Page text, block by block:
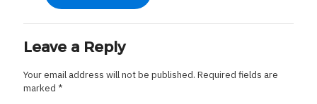
Leave a Reply
Your email address will not be published. Required fields are
marked *